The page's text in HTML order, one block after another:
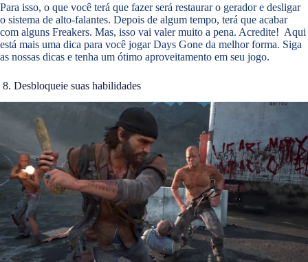
Para isso, o que você terá que fazer será restaurar o gerador e desligar
o sistema de alto-falantes. Depois de algum tempo, terá que acabar
com alguns Freakers. Mas, isso vai valer muito a pena. Acredite! Aqui
está mais uma dica para você jogar Days Gone da melhor forma. Siga
as nossas dicas e tenha um ótimo aproveitamento em seu jogo.
8. Desbloqueie suas habilidades